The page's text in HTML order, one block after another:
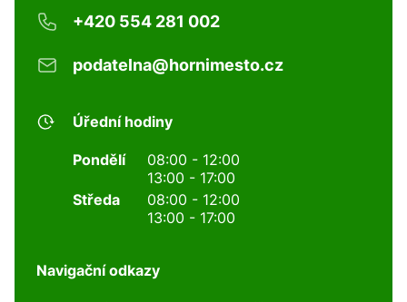
+420 554 281 002
podatelna@hornimesto.cz
Úřední hodiny
Pondělí
08:00 - 12:00
13:00 - 17:00
Středa
08:00 - 12:00
13:00 - 17:00
Navigační odkazy